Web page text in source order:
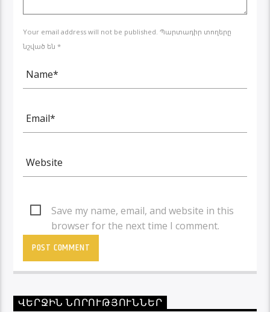
Your email address will not be published. Պարտադիր տողերը
նշված են *
Save my name, email, and website in this
browser for the next time I comment.
ՎԵՐՋԻՆ ՆՈՐՈՒԹՅՈՒՆՆԵՐ